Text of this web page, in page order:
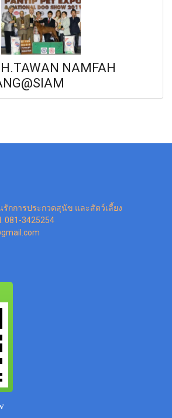
NAMFAH
รักการประกวดสุนัข และสัตว์เลี้ยง
081-3425254